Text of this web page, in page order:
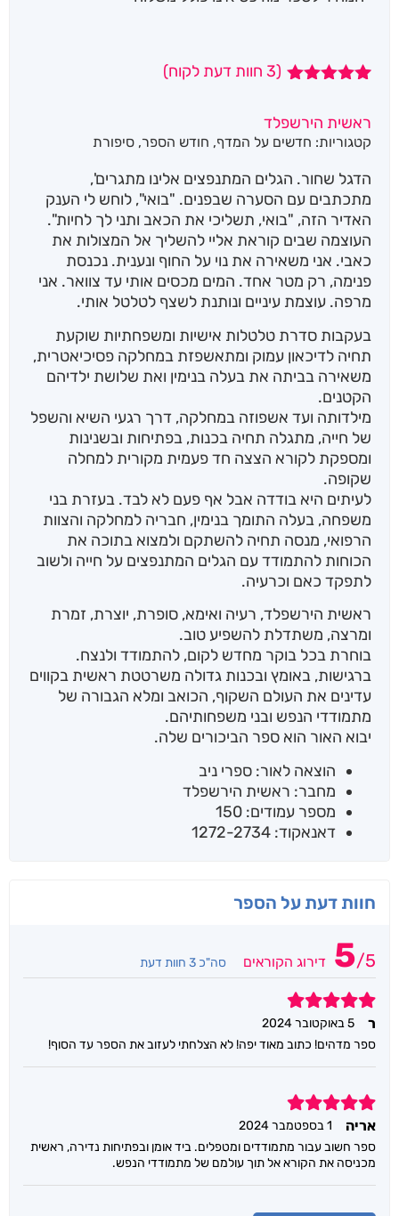
מבוסס על
דירוגים של
(
3 חוות דעת לקוח)
ראשית הירשפלד
קטגוריות: חדשים על המדף, חודש הספר, סיפורת
הדגל שחור. הגלים המתנפצים אלינו מתגרים',
מתכתבים עם הסערה שבפנים. "בואי", לוחש לי הענק
האדיר הזה, "בואי, תשליכי את הכאב ותני לך לחיות".
העוצמה שבים קוראת אליי להשליך אל המצולות את
כאבי. אני משאירה את נוי על החוף ונענית. נכנסת
פנימה, רק מטר אחד. המים מכסים אותי עד צוואר. אני
מרפה. עוצמת עיניים ונותנת לשצף לטלטל אותי.
בעקבות סדרת טלטלות אישיות ומשפחתיות שוקעת
תחיה לדיכאון עמוק ומתאשפזת במחלקה פסיכיאטרית,
משאירה בביתה את בעלה בנימין ואת שלושת ילדיהם
הקטנים.
מילדותה ועד אשפוזה במחלקה, דרך רגעי השיא והשפל
של חייה, מתגלה תחיה בכנות, בפתיחות ובשנינות
ומספקת לקורא הצצה חד פעמית מקורית למחלה
שקופה.
לעיתים היא בודדה אבל אף פעם לא לבד. בעזרת בני
משפחה, בעלה התומך בנימין, חבריה למחלקה והצוות
הרפואי, מנסה תחיה להשתקם ולמצוא בתוכה את
הכוחות להתמודד עם הגלים המתנפצים על חייה ולשוב
לתפקד כאם וכרעיה.
ראשית הירשפלד, רעיה ואימא, סופרת, יוצרת, זמרת
ומרצה, משתדלת להשפיע טוב.
בוחרת בכל בוקר מחדש לקום, להתמודד ולנצח.
ברגישות, באומץ ובכנות גדולה משרטטת ראשית בקווים
עדינים את העולם השקוף, הכואב ומלא הגבורה של
מתמודדי הנפש ובני משפחותיהם.
יבוא האור הוא ספר הביכורים שלה.
הוצאה לאור: ספרי ניב
מחבר: ראשית הירשפלד
מספר עמודים: 150
דאנאקוד: 1272-2734
חוות דעת על הספר
5/5 דירוג הקוראים סה"כ 3 חוות דעת
5
ר
5 באוקטובר 2024
ספר מדהים! כתוב מאוד יפה! לא הצלחתי לעזוב את הספר עד הסוף!
5
אריה
1 בספטמבר 2024
ספר חשוב עבור מתמודדים ומטפלים. ביד אומן ובפתיחות נדירה, ראשית
מכניסה את הקורא אל תוך עולמם של מתמודדי הנפש.